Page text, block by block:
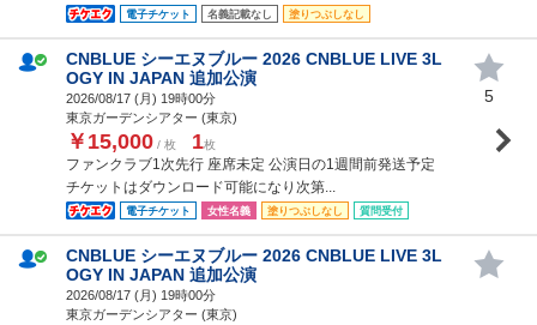
電子チケット 名義記載なし 塗りつぶしなし
CNBLUE シーエヌブルー 2026 CNBLUE LIVE 3L
OGY IN JAPAN 追加公演
2026/08/17 (月) 19時00分
東京ガーデンシアター (東京)
￥15,000 / 枚 1枚
ファンクラブ1次先行 座席未定 公演日の1週間前発送予定
チケットはダウンロード可能になり次第...
電子チケット 女性名義 塗りつぶしなし 質問受付
5
CNBLUE シーエヌブルー 2026 CNBLUE LIVE 3L
OGY IN JAPAN 追加公演
2026/08/17 (月) 19時00分
東京ガーデンシアター (東京)